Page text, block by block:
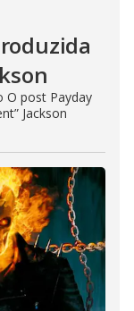
O post Payday
Jackson